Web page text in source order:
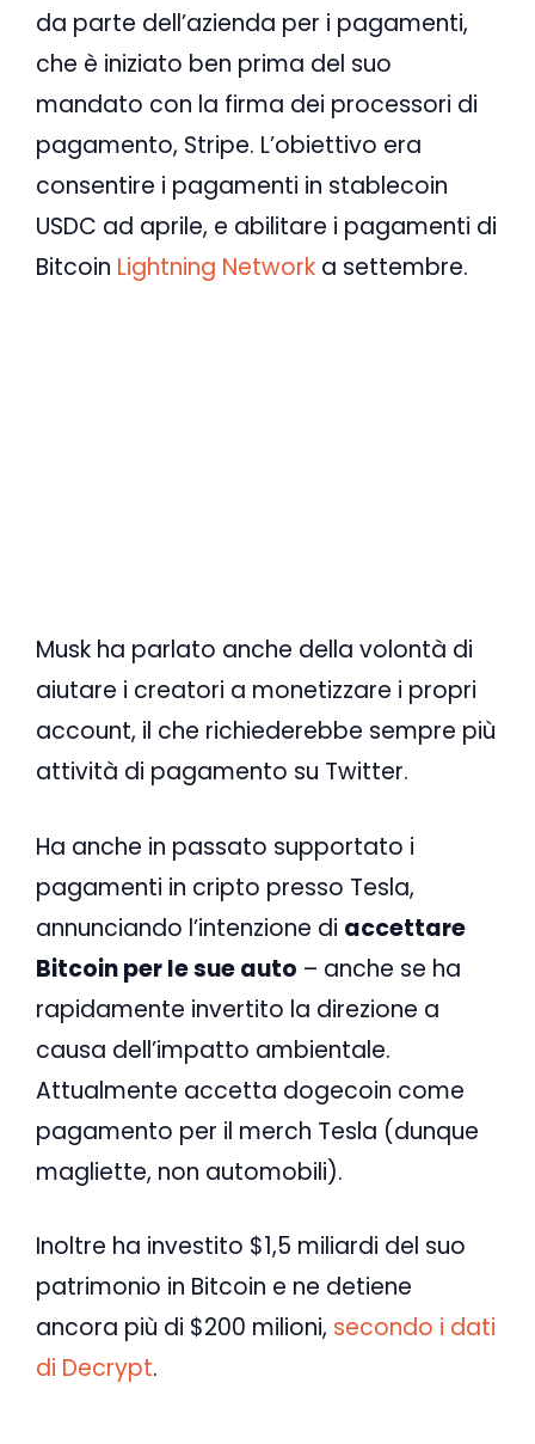
da parte dell’azienda per i pagamenti,
che è iniziato ben prima del suo
mandato con la firma dei processori di
pagamento, Stripe. L’obiettivo era
consentire i pagamenti in stablecoin
USDC ad aprile, e abilitare i pagamenti di
Bitcoin Lightning Network a settembre.
Musk ha parlato anche della volontà di
aiutare i creatori a monetizzare i propri
account, il che richiederebbe sempre più
attività di pagamento su Twitter.
Ha anche in passato supportato i
pagamenti in cripto presso Tesla,
annunciando l’intenzione di accettare
Bitcoin per le sue auto – anche se ha
rapidamente invertito la direzione a
causa dell’impatto ambientale.
Attualmente accetta dogecoin come
pagamento per il merch Tesla (dunque
magliette, non automobili).
Inoltre ha investito $1,5 miliardi del suo
patrimonio in Bitcoin e ne detiene
ancora più di $200 milioni, secondo i dati
di Decrypt.